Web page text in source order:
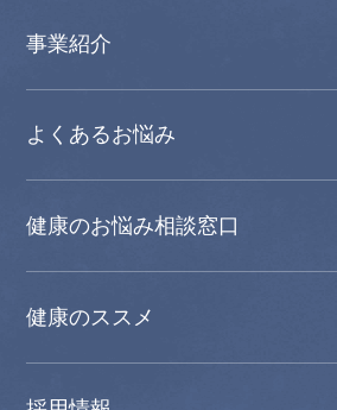
事業紹介
よくあるお悩み
健康のお悩み相談窓口
健康のススメ